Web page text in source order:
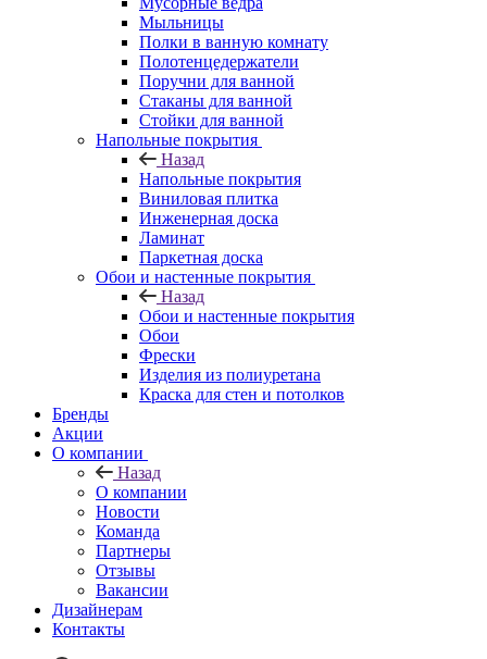
Мыльницы
Полки в ванную комнату
Полотенцедержатели
Поручни для ванной
Стаканы для ванной
Стойки для ванной
Напольные покрытия
Назад
Напольные покрытия
Виниловая плитка
Инженерная доска
Ламинат
Паркетная доска
Обои и настенные покрытия
Назад
Обои и настенные покрытия
Обои
Фрески
Изделия из полиуретана
Краска для стен и потолков
Бренды
Акции
О компании
Назад
О компании
Новости
Команда
Партнеры
Отзывы
Вакансии
Дизайнерам
Контакты